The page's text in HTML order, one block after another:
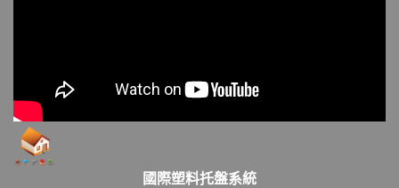
國際塑料托盤系統